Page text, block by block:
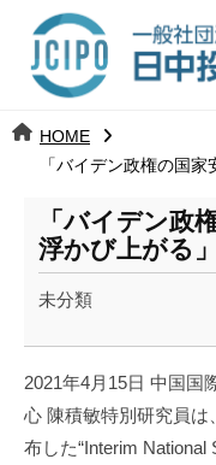
ツ 日
投
資
促
進
機
j
HOME
「バイデン政権の国家
「バイデン政
浮かび上がる」
未分類
k
a
n
2021年4月15日 中国国
心 陳積敏特別研究員は
布した“Interim National
日
中
資
進
機